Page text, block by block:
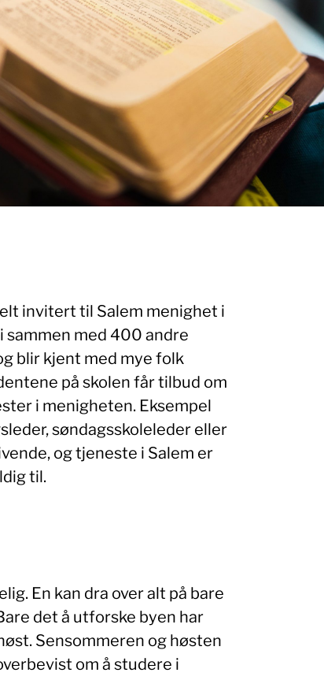
invitert til Salem menighet i
sammen med 400 andre
blir kjent med mye folk
på skolen får tilbud om
i menigheten. Eksempel
søndagsskoleleder eller
og tjeneste i Salem er
til.
En kan dra over alt på bare
det å utforske byen har
Sensommeren og høsten
om å studere i